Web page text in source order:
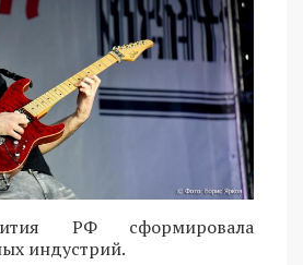
РФ сформировала
индустрий.